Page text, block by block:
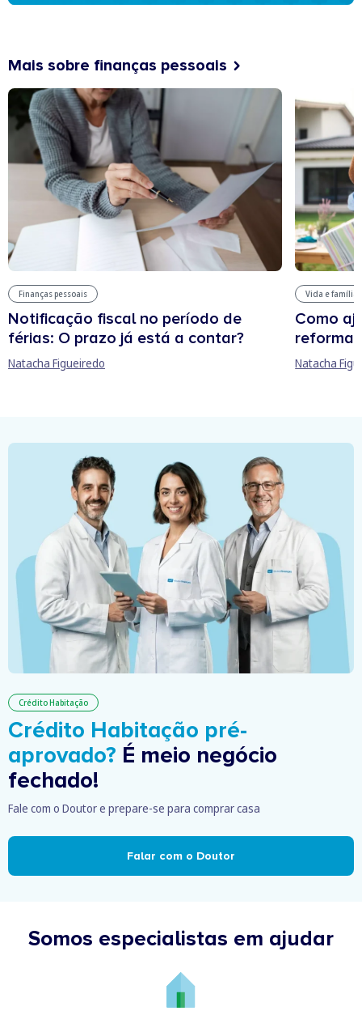
Mais sobre finanças pessoais
Finanças pessoais
Notificação fiscal no período de
férias: O prazo já está a contar?
Natacha Figueiredo
Vida e família
Como
reforma
Natacha
Crédito Habitação
Crédito Habitação pré-
aprovado? É meio negócio
fechado!
Fale com o Doutor e prepare-se para comprar casa
Falar com o Doutor
Somos especialistas em ajudar